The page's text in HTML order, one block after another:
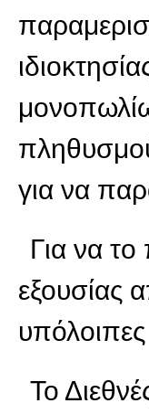
για να
Για να
εξουσίας
Το